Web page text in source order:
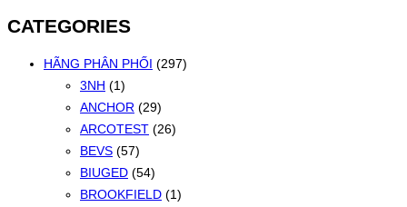
CATEGORIES
HÃNG PHÂN PHỐI (297)
3NH (1)
ANCHOR (29)
ARCOTEST (26)
BEVS (57)
BIUGED (54)
BROOKFIELD (1)